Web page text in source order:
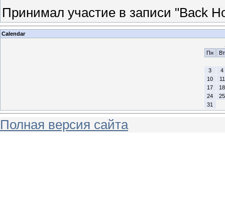
Принимал участие в записи "Back
Calendar
Пн
Вт
3
4
10
11
17
18
24
25
31
Полная версия сайта